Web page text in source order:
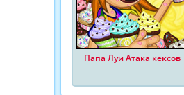
Папа Луи Атака кексов